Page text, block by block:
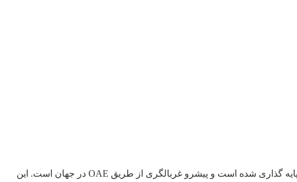
شرکت Otodynamics که پیشگام OAE در جهان است از 25 سال قبل، توسط کاشف OAE، پروفسور David Kemp در انگلستان پایه گذاری شده است و پیشرو غربالگری از طریق OAE در جهان است. این